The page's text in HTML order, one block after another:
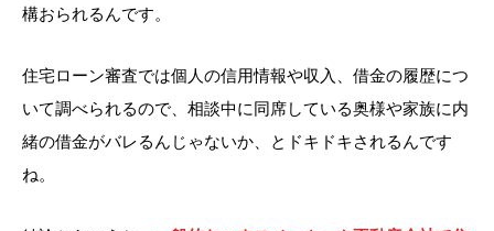
構おられるんです。
住宅ローン審査では個人の信用情報や収入、借金の履歴につ
いて調べられるので、相談中に同席している奥様や家族に内
緒の借金がバレるんじゃないか、とドキドキされるんです
ね。